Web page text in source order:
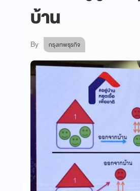
บ้าน
By กรุงเทพธุรกิจ